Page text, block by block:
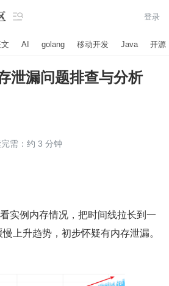
 登录
AI golang 移动开发 Java 开源
泄漏问题排查与分析
需：约 3 分钟
实例内存情况，把时间线拉长到一
上升趋势，初步怀疑有内存泄漏。